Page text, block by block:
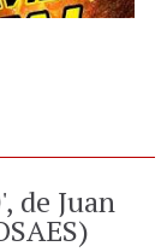
de Juan